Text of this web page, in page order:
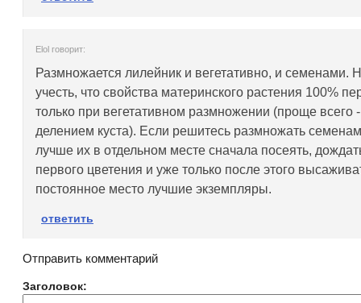
Elol говорит:
Размножается лилейник и вегетативно, и семенами.
учесть, что свойства материнского растения 100%
только при вегетативном размножении (проще всего -
делением куста). Если решитесь размножать
лучше их в отдельном месте сначала посеять,
первого цветения и уже только после этого
постоянное место лучшие экземпляры.
ответить
Отправить комментарий
Заголовок: